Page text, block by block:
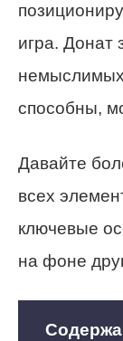
игра. Донат
немыслимых
способны,
Давайте
всех
ключевые
на фоне